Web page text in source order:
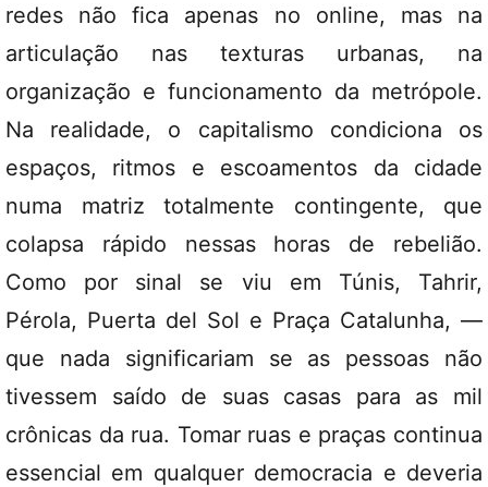
redes não fica apenas no online, mas na
articulação nas texturas urbanas, na
organização e funcionamento da metrópole.
Na realidade, o capitalismo condiciona os
espaços, ritmos e escoamentos da cidade
numa matriz totalmente contingente, que
colapsa rápido nessas horas de rebelião.
Como por sinal se viu em Túnis, Tahrir,
Pérola, Puerta del Sol e Praça Catalunha, —
que nada significariam se as pessoas não
tivessem saído de suas casas para as mil
crônicas da rua. Tomar ruas e praças continua
essencial em qualquer democracia e deveria